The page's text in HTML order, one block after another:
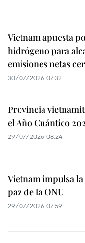
Vietnam apuesta
hidrógeno para
emisiones netas
30/07/2026 07:32
Provincia
el Año Cuántico
29/07/2026 08:24
Vietnam impulsa
paz de la ONU
29/07/2026 07:59